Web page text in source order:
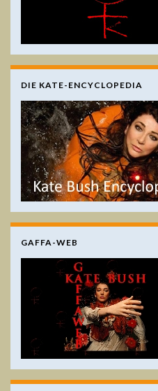
DIE KATE-ENCYCLOPEDIA
GAFFA-WEB